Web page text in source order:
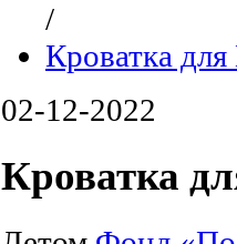
/
Кроватка
02-12-2022
Кроватка